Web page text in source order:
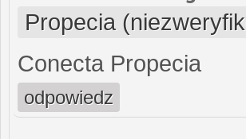
Propecia
Conecta Propecia
odpowiedz